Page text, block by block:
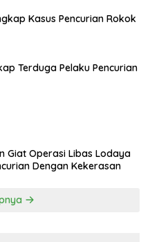
Kasus Pencurian Rokok
Terduga Pelaku Pencurian
Giat Operasi Libas Lodaya
Dengan Kekerasan